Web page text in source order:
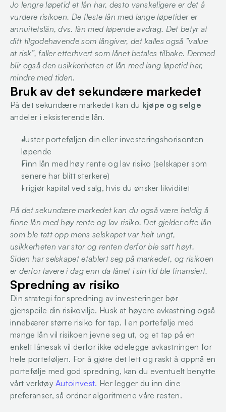
Jo lengre løpetid et lån har, desto vanskeligere er det å
vurdere risikoen. De fleste lån med lange løpetider er
annuitetslån, dvs. lån med løpende avdrag. Det betyr at
ditt tilgodehavende som långiver, det kalles også ”value
at risk”, faller etterhvert som lånet betales tilbake. Dermed
blir også den usikkerheten et lån med lang løpetid har,
mindre med tiden.
Bruk av det sekundære markedet
På det sekundære markedet kan du kjøpe og selge
andeler i eksisterende lån.
Juster porteføljen din eller investeringshorisonten
løpende
Finn lån med høy rente og lav risiko (selskaper som
senere har blitt sterkere)
Frigjør kapital ved salg, hvis du ønsker likviditet
På det sekundære markedet kan du også være heldig å
finne lån med høy rente og lav risiko. Det gjelder ofte lån
som ble tatt opp mens selskapet var helt ungt,
usikkerheten var stor og renten derfor ble satt høyt.
Siden har selskapet etablert seg på markedet, og risikoen
er derfor lavere i dag enn da lånet i sin tid ble finansiert.
Spredning av risiko
Din strategi for spredning av investeringer bør
gjenspeile din risikovilje. Husk at høyere avkastning også
innebærer større risiko for tap. I en portefølje med
mange lån vil risikoen jevne seg ut, og et tap på en
enkelt lånesak vil derfor ikke ødelegge avkastningen for
hele porteføljen. For å gjøre det lett og raskt å oppnå en
portefølje med god spredning, kan du eventuelt benytte
vårt verktøy Autoinvest. Her legger du inn dine
preferanser, så ordner algoritmene våre resten.